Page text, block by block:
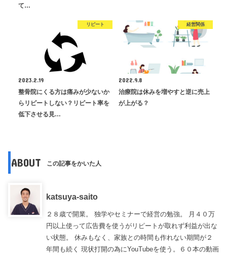
て…
リピート
2023.2.19
整骨院にくる方は痛みが少ないか
らリピートしない？リピート率を
低下させる見…
経営関係
2022.9.8
治療院は休みを増やすと逆に売上
が上がる？
ABOUT この記事をかいた人
katsuya-saito
２８歳で開業。 独学やセミナーで経営の勉強。 月４０万
円以上使って広告費を使うがリピートが取れず利益が出な
い状態。 休みもなく、家族との時間も作れない期間が２
年間も続く 現状打開の為にYouTubeを使う。６０本の動画